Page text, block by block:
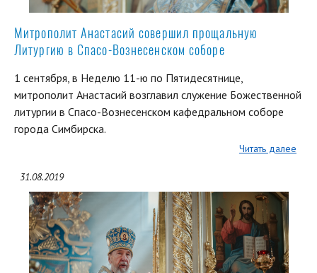
Митрополит Анастасий совершил прощальную
Литургию в Спасо-Вознесенском соборе
1 сентября, в Неделю 11-ю по Пятидесятнице,
митрополит Анастасий возглавил служение Божественной
литургии в Спасо-Вознесенском кафедральном соборе
города Симбирска.
Читать далее
31.08.2019